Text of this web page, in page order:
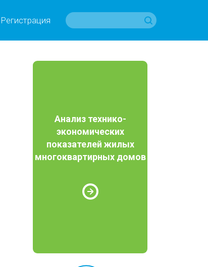
Регистрация
Анализ технико-
экономических
показателей жилых
многоквартирных домов